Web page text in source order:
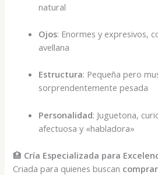
natural
Ojos: Enormes y expresivos,
avellana
Estructura: Pequeña pero
sorprendentemente pesada
Personalidad: Juguetona,
afectuosa y «habladora»
🏥 Cría Especializada para
Criada para quienes buscan